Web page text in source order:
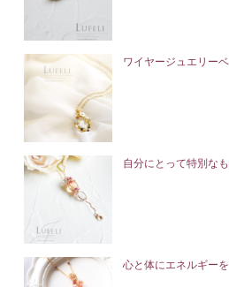
ワイヤージュエリー
自分にとって特別な
心と体にエネルギー